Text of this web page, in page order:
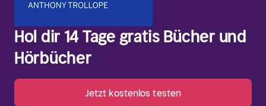
Hol dir 14 Tage gratis Bücher und
Hörbücher
Jetzt kostenlos testen